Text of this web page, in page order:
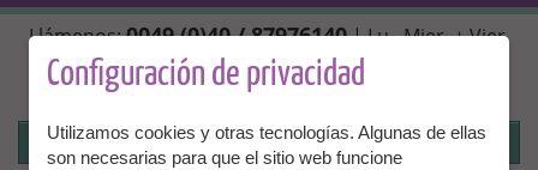
Pasar
contenido
principal
Llámenos:0049 (0)40 / 87976140| Lu., Mier. + Vier.
10:00 - 14:00 hrs, Mar. + Juev. 14:00 - 18:00 hrs |
info@granny-aupair.com
Iniciar la sesión
Configuración de privacidad
Utilizamos cookies y otras tecnologías. Algunas de ellas
son necesarias para que el sitio web funcione